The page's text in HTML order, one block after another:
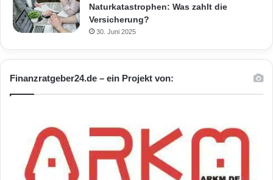
Naturkatastrophen: Was zahlt die
Versicherung?
30. Juni 2025
Finanzratgeber24.de – ein Projekt von: